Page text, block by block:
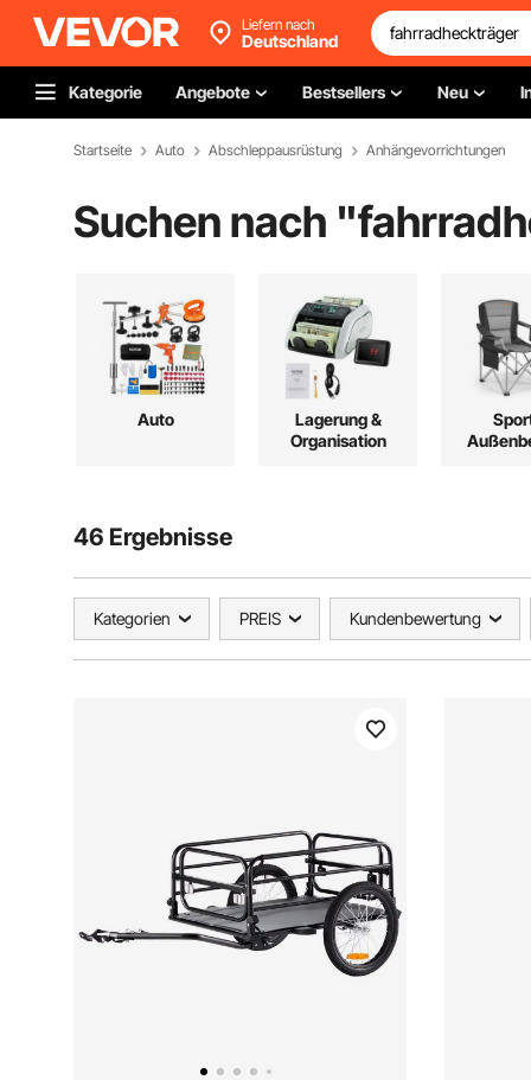
Liefern nach
Deutschland
Kategorie Angebote Bestsellers Neu
Startseite Auto Abschleppausrüstung Anhängevorrichtungen
Suchen nach "
Auto
Lagerung &
Organisation
46 Ergebnisse
Kategorien PREIS Kundenbewertung